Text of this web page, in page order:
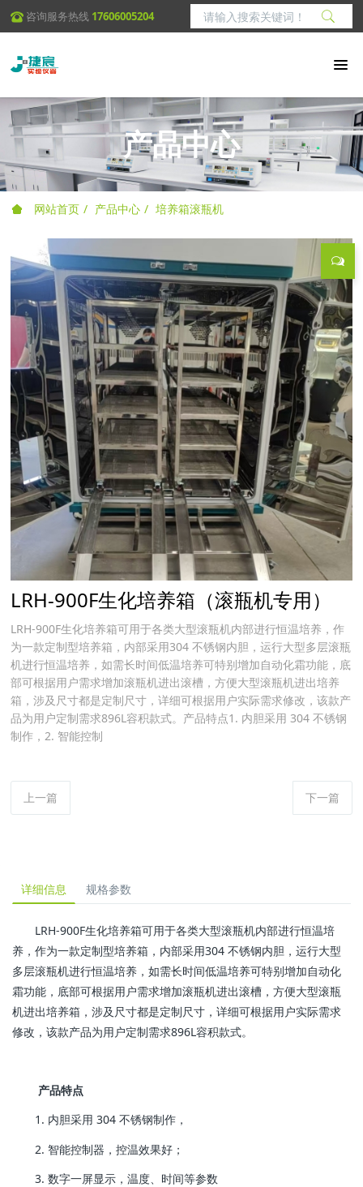
咨询服务热线 17606005204
产品中心
网站首页 产品中心 培养箱滚瓶机
LRH-900F生化培养箱（滚瓶机专用）
LRH-900F生化培养箱可用于各类大型滚瓶机内部进行恒温培养，作
为一款定制型培养箱，内部采用304 不锈钢内胆，运行大型多层滚瓶
机进行恒温培养，如需长时间低温培养可特别增加自动化霜功能，底
部可根据用户需求增加滚瓶机进出滚槽，方便大型滚瓶机进出培养
箱，涉及尺寸都是定制尺寸，详细可根据用户实际需求修改，该款产
品为用户定制需求896L容积款式。产品特点1. 内胆采用 304 不锈钢
制作，2. 智能控制
上一篇 下一篇
详细信息 规格参数
LRH-900F生化培养箱可用于各类大型滚瓶机内部进行恒温培
养，作为一款定制型培养箱，内部采用304 不锈钢内胆，运行大型
多层滚瓶机进行恒温培养，如需长时间低温培养可特别增加自动化
霜功能，底部可根据用户需求增加滚瓶机进出滚槽，方便大型滚瓶
机进出培养箱，涉及尺寸都是定制尺寸，详细可根据用户实际需求
修改，该款产品为用户定制需求896L容积款式。
产品特点
1. 内胆采用 304 不锈钢制作，
2. 智能控制器，控温效果好；
3. 数字一屏显示，温度、时间等参数